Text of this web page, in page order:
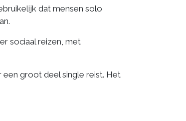
dat mensen solo
sociaal reizen, met
een groot deel single reist. Het